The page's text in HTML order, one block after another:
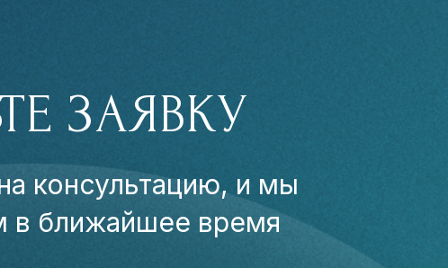
ЗАЯВКУ
консультацию, и мы
в ближайшее время